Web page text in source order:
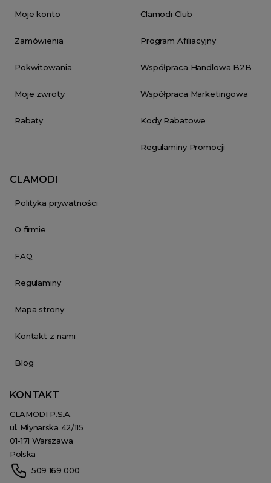
Moje konto
Zamówienia
Pokwitowania
Moje zwroty
Rabaty
Clamodi Club
Program Afiliacyjny
Współpraca Handlowa B2B
Współpraca Marketingowa
Kody Rabatowe
Regulaminy Promocji
CLAMODI
Polityka prywatności
O firmie
FAQ
Regulaminy
Mapa strony
Kontakt z nami
Blog
KONTAKT
CLAMODI P.S.A.
ul. Młynarska 42/115
01-171 Warszawa
Polska
509 169 000